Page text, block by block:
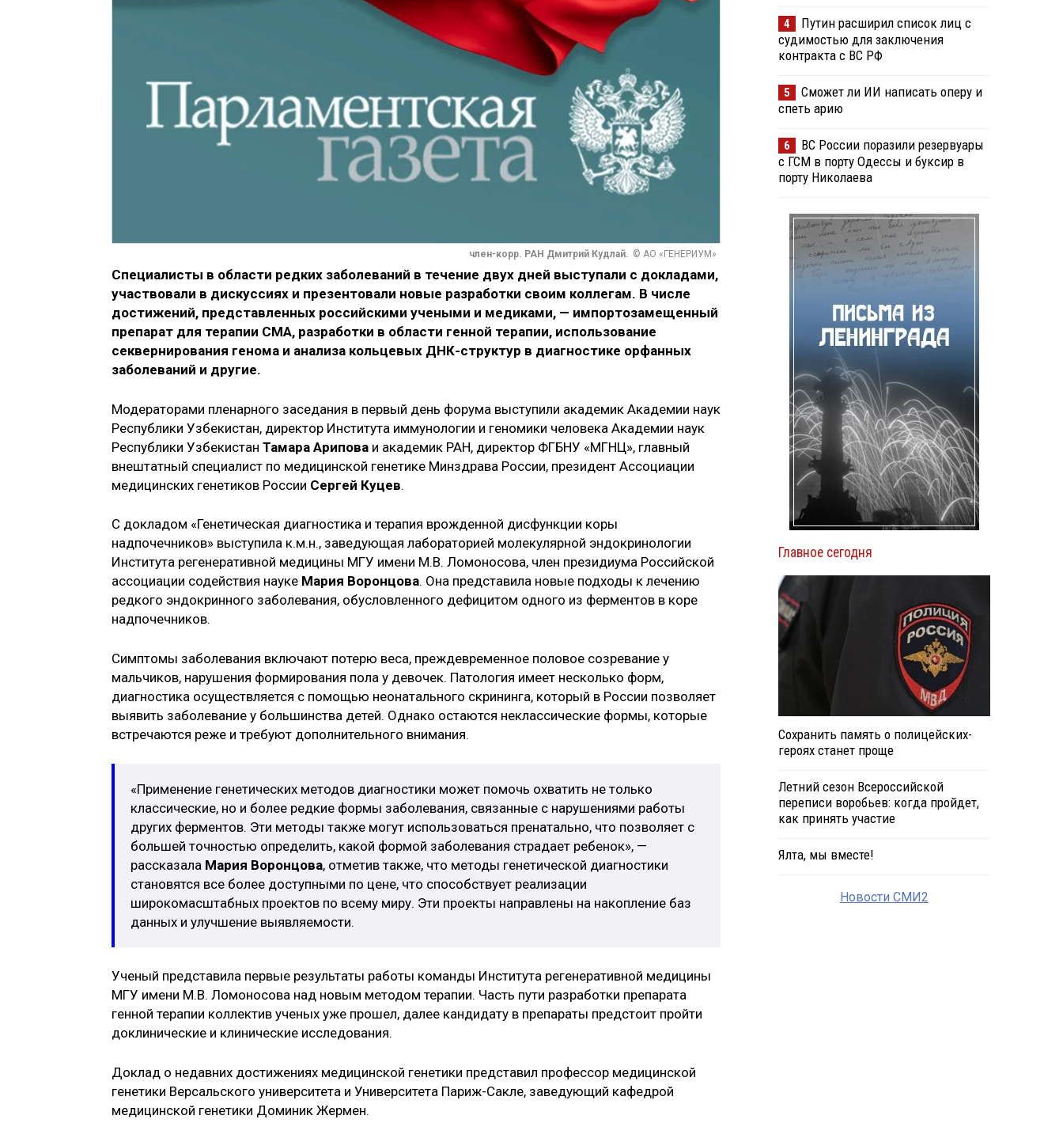
член-корр. РАН Дмитрий Кудлай. © АО «ГЕНЕРИУМ»
Специалисты в области редких заболеваний в течение двух дней выступали с докладами,
участвовали в дискуссиях и презентовали новые разработки своим коллегам. В числе
достижений, представленных российскими учеными и медиками, — импортозамещенный
препарат для терапии СМА, разработки в области генной терапии, использование
секвернирования генома и анализа кольцевых ДНК-структур в диагностике орфанных
заболеваний и другие.
Модераторами пленарного заседания в первый день форума выступили академик Академии наук
Республики Узбекистан, директор Института иммунологии и геномики человека Академии наук
Республики Узбекистан Тамара Арипова и академик РАН, директор ФГБНУ «МГНЦ», главный
внештатный специалист по медицинской генетике Минздрава России, президент Ассоциации
медицинских генетиков России Сергей Куцев.
С докладом «Генетическая диагностика и терапия врожденной дисфункции коры
надпочечников» выступила к.м.н., заведующая лабораторией молекулярной эндокринологии
Института регенеративной медицины МГУ имени М.В. Ломоносова, член президиума Российской
ассоциации содействия науке Мария Воронцова. Она представила новые подходы к лечению
редкого эндокринного заболевания, обусловленного дефицитом одного из ферментов в коре
надпочечников.
Симптомы заболевания включают потерю веса, преждевременное половое созревание у
мальчиков, нарушения формирования пола у девочек. Патология имеет несколько форм,
диагностика осуществляется с помощью неонатального скрининга, который в России позволяет
выявить заболевание у большинства детей. Однако остаются неклассические формы, которые
встречаются реже и требуют дополнительного внимания.
«Применение генетических методов диагностики может помочь охватить не только
классические, но и более редкие формы заболевания, связанные с нарушениями работы
других ферментов. Эти методы также могут использоваться пренатально, что позволяет с
большей точностью определить, какой формой заболевания страдает ребенок», —
рассказала Мария Воронцова, отметив также, что методы генетической диагностики
становятся все более доступными по цене, что способствует реализации
широкомасштабных проектов по всему миру. Эти проекты направлены на накопление баз
данных и улучшение выявляемости.
Ученый представила первые результаты работы команды Института регенеративной медицины
МГУ имени М.В. Ломоносова над новым методом терапии. Часть пути разработки препарата
генной терапии коллектив ученых уже прошел, далее кандидату в препараты предстоит пройти
доклинические и клинические исследования.
Доклад о недавних достижениях медицинской генетики представил профессор медицинской
генетики Версальского университета и Университета Париж-Сакле, заведующий кафедрой
медицинской генетики Доминик Жермен.
4
Путин расширил список лиц с
судимостью для заключения
контракта с ВС РФ
5
Сможет ли ИИ написать оперу и
спеть арию
6
ВС России поразили резервуары
с ГСМ в порту Одессы и буксир в
порту Николаева
Главное сегодня
Сохранить память о полицейских-
героях станет проще
Летний сезон Всероссийской
переписи воробьев: когда пройдет,
как принять участие
Ялта, мы вместе!
Новости СМИ2